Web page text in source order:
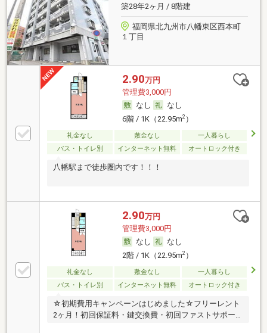
築28年2ヶ月 / 8階建
福岡県北九州市八幡東区西本町
１丁目
2.90万円
管理費3,000円
なし
なし
6階 / 1K（22.95m2）
礼金なし 敷金なし
一人暮らし
バス・トイレ別
インターネット無料 オートロック付き
八幡駅まで徒歩圏内です！！！
2.90万円
管理費3,000円
なし
なし
2階 / 1K（22.95m2）
礼金なし 敷金なし
一人暮らし
バス・トイレ別
インターネット無料 オートロック付き
☆初期費用キャンペーンはじめました☆フリーレント
2ヶ月！初回保証料・鍵交換費・初回ファストサポー